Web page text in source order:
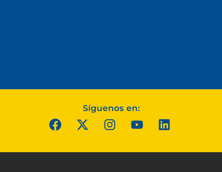
Síguenos en: